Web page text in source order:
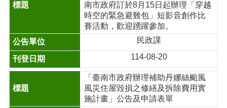
南市政府訂於8月15日起辦理「穿越
時空的緊急避難包」短影音創作比
賽活動，歡迎踴躍參加。
民政課
114-08-20
「臺南市政府辦理補助丹娜絲颱風
風災住屋毀損之修繕及拆除費用實
施計畫」公告及申請表單